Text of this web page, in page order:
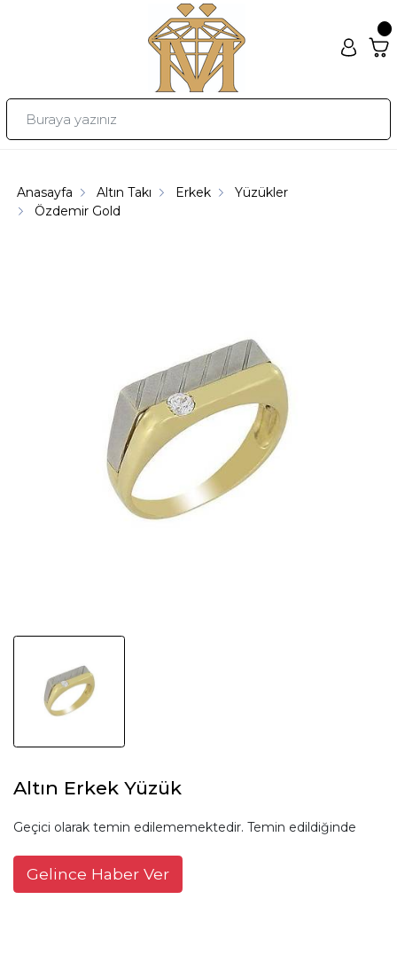
Anasayfa Altın Takı Erkek
Yüzükler
Özdemir Gold
Altın Erkek Yüzük
Geçici olarak temin edilememektedir. Temin edildiğinde
Gelince Haber Ver